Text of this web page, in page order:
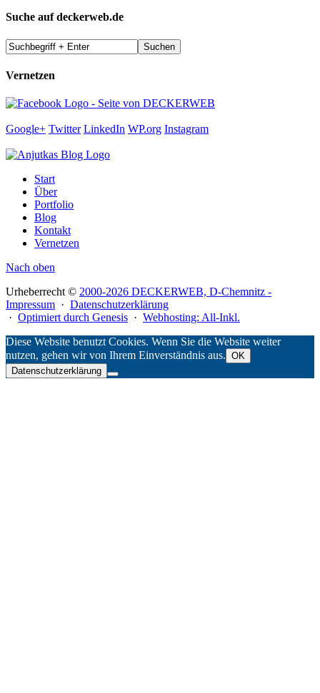
Suche auf deckerweb.de
Vernetzen
Google+ Twitter LinkedIn WP.org Instagram
Start
Über
Portfolio
Blog
Kontakt
Vernetzen
Nach oben
Urheberrecht © 2000-2026 DECKERWEB, D-Chemnitz -
Impressum · Datenschutzerklärung
· Optimiert durch Genesis · Webhosting: All-Inkl.
Diese Website benutzt Cookies. Wenn Sie die Website weiter
nutzen, gehen wir von Ihrem Einverständnis aus. OK
Datenschutzerklärung